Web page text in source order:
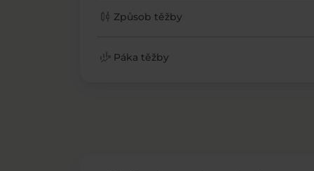
candlestick_chart Způsob těžby
finance_mode Páka těžby